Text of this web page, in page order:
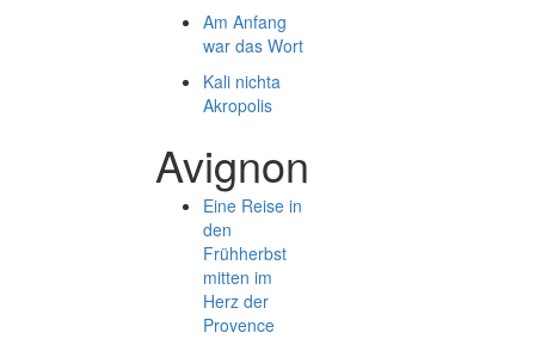
Am Anfang
war das Wort
Kali nichta
Akropolis
Avignon
Eine Reise in
den
Frühherbst
mitten im
Herz der
Provence